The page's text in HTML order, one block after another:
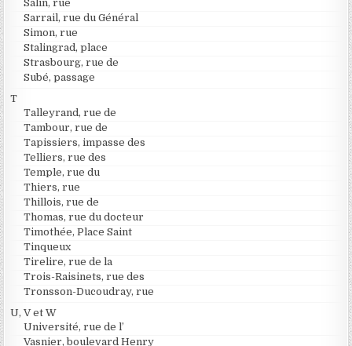
Salin, rue
Sarrail, rue du Général
Simon, rue
Stalingrad, place
Strasbourg, rue de
Subé, passage
T
Talleyrand, rue de
Tambour, rue de
Tapissiers, impasse des
Telliers, rue des
Temple, rue du
Thiers, rue
Thillois, rue de
Thomas, rue du docteur
Timothée, Place Saint
Tinqueux
Tirelire, rue de la
Trois-Raisinets, rue des
Tronsson-Ducoudray, rue
U, V et W
Université, rue de l’
Vasnier, boulevard Henry